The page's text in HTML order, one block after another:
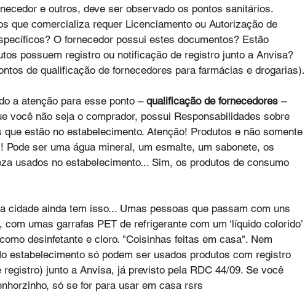
e outros, deve ser observado os pontos sanitários.
que comercializa requer Licenciamento ou Autorização de
O fornecedor possui estes documentos? Estão
possuem registro ou notificação de registro junto a Anvisa?
de qualificação de fornecedores para farmácias e drogarias).
a atenção para esse ponto – qualificação de fornecedores –
você não seja o comprador, possui Responsabilidades sobre
que estão no estabelecimento. Atenção! Produtos e não somente
Pode ser uma água mineral, um esmalte, um sabonete, os
usados no estabelecimento... Sim, os produtos de consumo
cidade ainda tem isso... Umas pessoas que passam com uns
umas garrafas PET de refrigerante com um ‘líquido colorido’
desinfetante e cloro. "Coisinhas feitas em casa". Nem
estabelecimento só podem ser usados produtos com registro
registro) junto a Anvisa, já previsto pela RDC 44/09. Se você
só se for para usar em casa rsrs